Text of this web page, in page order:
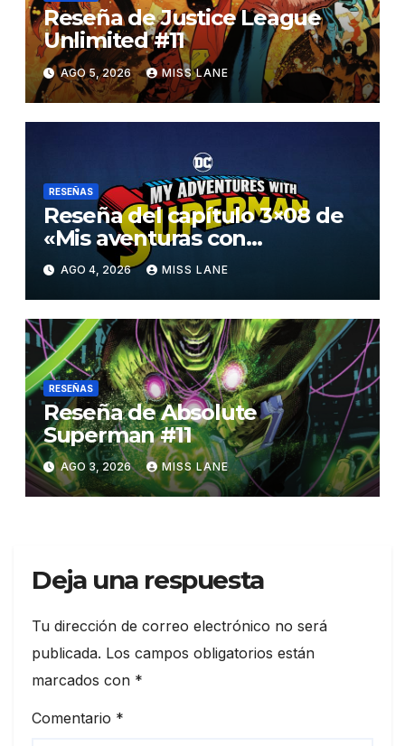
Reseña de Justice League
Unlimited #11
AGO 5, 2026 MISS LANE
RESEÑAS
Reseña del capítulo 3×08 de
«Mis aventuras con
Superman»
AGO 4, 2026 MISS LANE
RESEÑAS
Reseña de Absolute
Superman #11
AGO 3, 2026 MISS LANE
Deja una respuesta
Tu dirección de correo electrónico no será
publicada. Los campos obligatorios están
marcados con *
Comentario *